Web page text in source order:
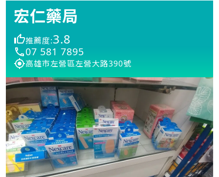
宏仁藥局
推薦度:3.8
07 581 7895
高雄市左營區左營大路390號